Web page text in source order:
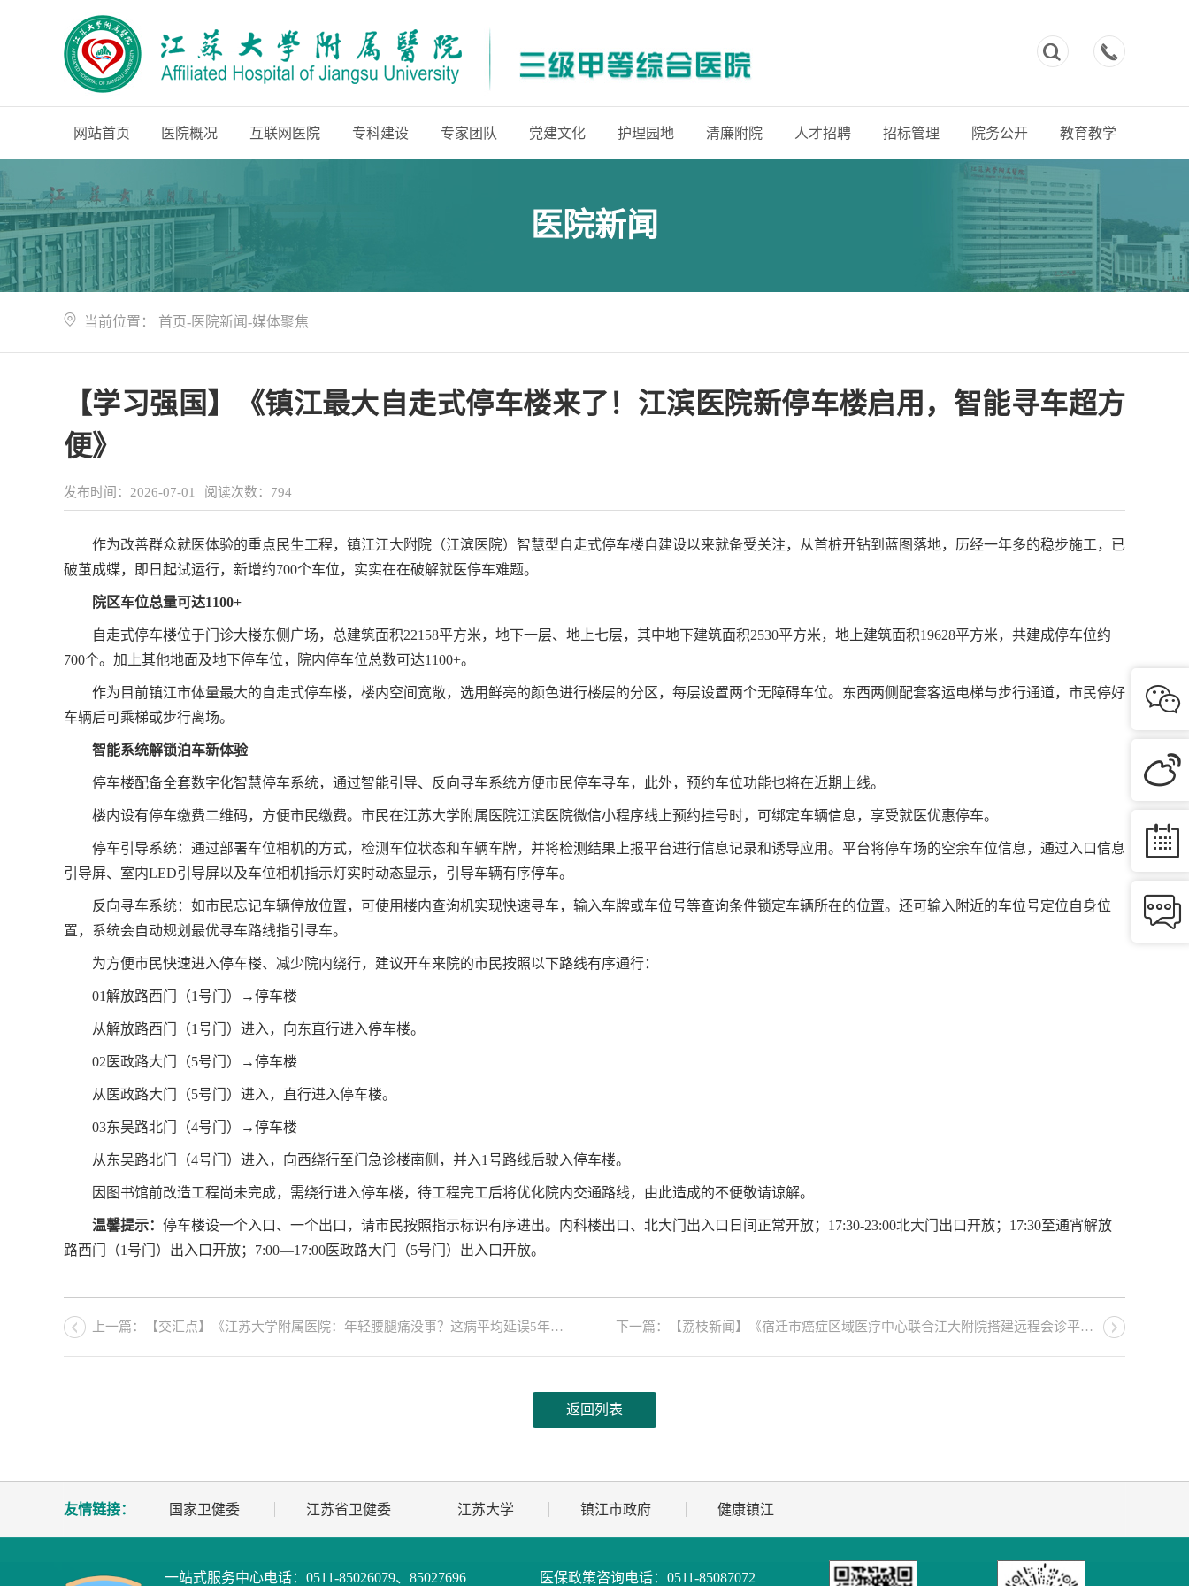

 
网站首页 医院概况 互联网医院 专科建设 专家团队 党建文化 护理园地 清廉附院 人才招聘 招标管理 院务公开 教育教学
医院新闻
当前位置： 首页-医院新闻-媒体聚焦
【学习强国】《镇江最大自走式停车楼来了！江滨医院新停车楼启用，智能寻车超方
便》
发布时间：2026-07-01 阅读次数： 794
作为改善群众就医体验的重点民生工程，镇江江大附院（江滨医院）智慧型自走式停车楼自建设以来就备受关注，从首桩开钻到蓝图落地，历经一年多的稳步施工，已
破茧成蝶，即日起试运行，新增约700个车位，实实在在破解就医停车难题。
院区车位总量可达1100+
自走式停车楼位于门诊大楼东侧广场，总建筑面积22158平方米，地下一层、地上七层，其中地下建筑面积2530平方米，地上建筑面积19628平方米，共建成停车位约
700个。加上其他地面及地下停车位，院内停车位总数可达1100+。
作为目前镇江市体量最大的自走式停车楼，楼内空间宽敞，选用鲜亮的颜色进行楼层的分区，每层设置两个无障碍车位。东西两侧配套客运电梯与步行通道，市民停好
车辆后可乘梯或步行离场。
智能系统解锁泊车新体验
停车楼配备全套数字化智慧停车系统，通过智能引导、反向寻车系统方便市民停车寻车，此外，预约车位功能也将在近期上线。
楼内设有停车缴费二维码，方便市民缴费。市民在江苏大学附属医院江滨医院微信小程序线上预约挂号时，可绑定车辆信息，享受就医优惠停车。
停车引导系统：通过部署车位相机的方式，检测车位状态和车辆车牌，并将检测结果上报平台进行信息记录和诱导应用。平台将停车场的空余车位信息，通过入口信息
引导屏、室内LED引导屏以及车位相机指示灯实时动态显示，引导车辆有序停车。
反向寻车系统：如市民忘记车辆停放位置，可使用楼内查询机实现快速寻车，输入车牌或车位号等查询条件锁定车辆所在的位置。还可输入附近的车位号定位自身位
置，系统会自动规划最优寻车路线指引寻车。
为方便市民快速进入停车楼、减少院内绕行，建议开车来院的市民按照以下路线有序通行：
01解放路西门（1号门）→停车楼
从解放路西门（1号门）进入，向东直行进入停车楼。
02医政路大门（5号门）→停车楼
从医政路大门（5号门）进入，直行进入停车楼。
03东吴路北门（4号门）→停车楼
从东吴路北门（4号门）进入，向西绕行至门急诊楼南侧，并入1号路线后驶入停车楼。
因图书馆前改造工程尚未完成，需绕行进入停车楼，待工程完工后将优化院内交通路线，由此造成的不便敬请谅解。
温馨提示： 停车楼设一个入口、一个出口，请市民按照指示标识有序进出。内科楼出口、北大门出入口日间正常开放；17:30-23:00北大门出口开放；17:30至通宵解放
路西门（1号门）出入口开放；7:00—17:00医政路大门（5号门）出入口开放。
上一篇：【交汇点】《江苏大学附属医院：年轻腰腿痛没事？这病平均延误5年才确诊》 下一篇：【荔枝新闻】《宿迁市癌症区域医疗中心联合江大附院搭建远程会诊平台 省级方案直通泗阳》
返回列表
友情链接： 国家卫健委 江苏省卫健委 江苏大学 镇江市政府 健康镇江
一站式服务中心电话： 0511-85026079、85027696 医保政策咨询电话： 0511-85087072



